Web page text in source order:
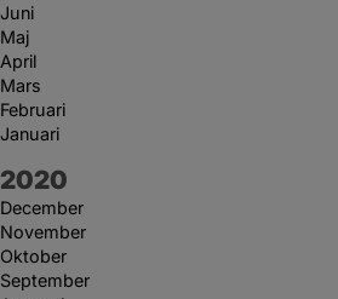
Juni
Maj
April
Mars
Februari
Januari
År:
2020
December
November
Oktober
September